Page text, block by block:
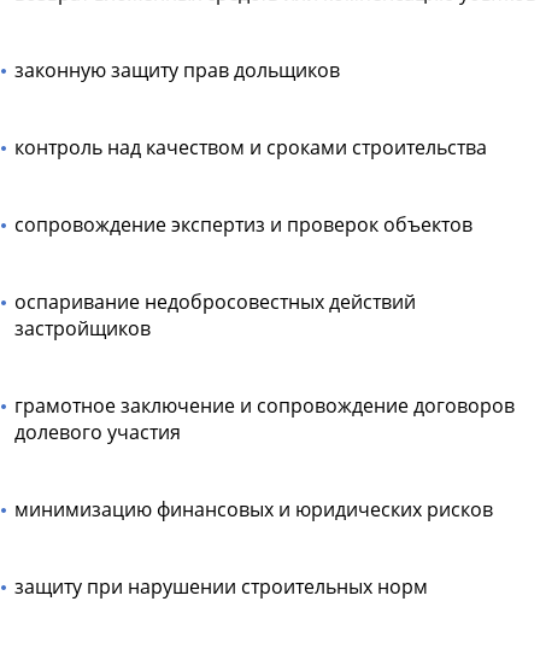
законную защиту прав дольщиков
контроль над качеством и сроками строительства
сопровождение экспертиз и проверок объектов
оспаривание недобросовестных действий
застройщиков
грамотное заключение и сопровождение договоров
долевого участия
минимизацию финансовых и юридических рисков
защиту при нарушении строительных норм